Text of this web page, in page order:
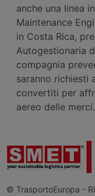
anche una linea
Maintenance
in Costa Rica,
Autogestionaria
compagnia
saranno richiesti
convertiti per
aereo delle merci.
© TrasportoEuropa -